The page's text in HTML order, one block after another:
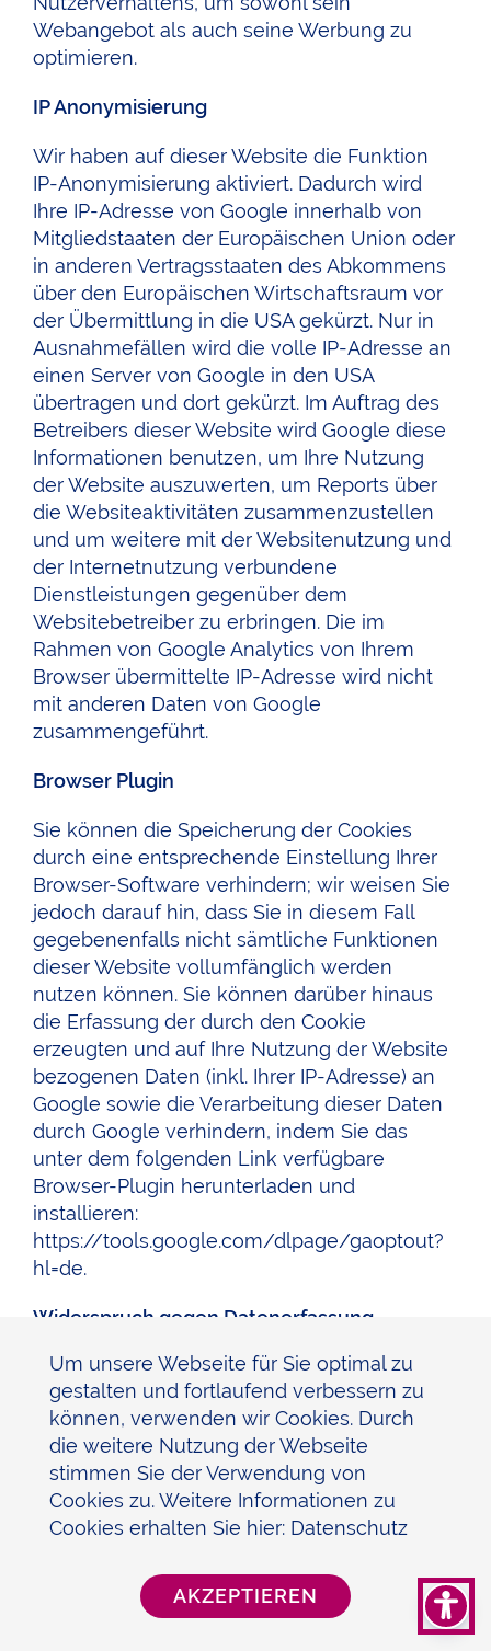
Webangebot als auch seine Werbung zu
optimieren.
IP Anonymisierung
Wir haben auf dieser Website die Funktion
IP-Anonymisierung aktiviert. Dadurch wird
Ihre IP-Adresse von Google innerhalb von
Mitgliedstaaten der Europäischen Union oder
in anderen Vertragsstaaten des Abkommens
über den Europäischen Wirtschaftsraum vor
der Übermittlung in die USA gekürzt. Nur in
Ausnahmefällen wird die volle IP-Adresse an
einen Server von Google in den USA
übertragen und dort gekürzt. Im Auftrag des
Betreibers dieser Website wird Google diese
Informationen benutzen, um Ihre Nutzung
der Website auszuwerten, um Reports über
die Websiteaktivitäten zusammenzustellen
und um weitere mit der Websitenutzung und
der Internetnutzung verbundene
Dienstleistungen gegenüber dem
Websitebetreiber zu erbringen. Die im
Rahmen von Google Analytics von Ihrem
Browser übermittelte IP-Adresse wird nicht
mit anderen Daten von Google
zusammengeführt.
Browser Plugin
Sie können die Speicherung der Cookies
durch eine entsprechende Einstellung Ihrer
Browser-Software verhindern; wir weisen Sie
jedoch darauf hin, dass Sie in diesem Fall
gegebenenfalls nicht sämtliche Funktionen
dieser Website vollumfänglich werden
nutzen können. Sie können darüber hinaus
die Erfassung der durch den Cookie
erzeugten und auf Ihre Nutzung der Website
bezogenen Daten (inkl. Ihrer IP-Adresse) an
Google sowie die Verarbeitung dieser Daten
durch Google verhindern, indem Sie das
unter dem folgenden Link verfügbare
Browser-Plugin herunterladen und
installieren:
https://tools.google.com/dlpage/gaoptout?
hl=de.
Widerspruch gegen Datenerfassung
Sie können die Erfassung Ihrer Daten durch
Google Analytics verhindern, indem Sie auf
folgenden Link klicken. Es wird ein Opt-Out-
Cookie gesetzt, der die Erfassung Ihrer Daten
bei zukünftigen Besuchen dieser Website
verhindert:Google Analytics deaktivieren
Nutzerdaten bei Google Analytics finden Sie
in der Datenschutzerklärung von Google:
https://support.google.com/analytics/answe
Um unsere Webseite für Sie optimal zu
gestalten und fortlaufend verbessern zu
können, verwenden wir Cookies. Durch
die weitere Nutzung der Webseite
stimmen Sie der Verwendung von
Cookies zu. Weitere Informationen zu
Cookies erhalten Sie hier: Datenschutz
AKZEPTIEREN